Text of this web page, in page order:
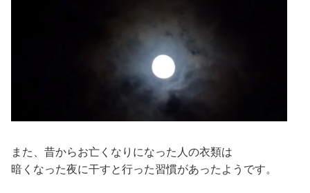
また、昔からお亡くなりになった人の衣類は
暗くなった夜に干すと行った習慣があったようです。